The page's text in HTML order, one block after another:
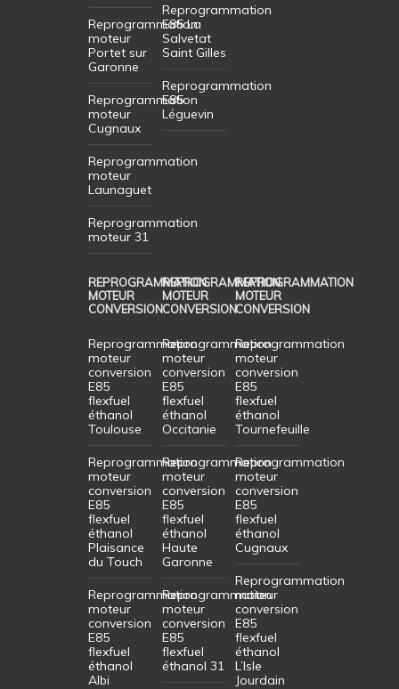
Reprogrammation
moteur
Portet sur
Garonne
Reprogrammation
moteur
Cugnaux
Reprogrammation
moteur
Launaguet
Reprogrammation
moteur 31
Reprogrammation
E85 La
Salvetat
Saint Gilles
Reprogrammation
E85
Léguevin
REPROGRAMMATION
MOTEUR
CONVERSION
Reprogrammation
moteur
conversion
E85
flexfuel
éthanol
Toulouse
Reprogrammation
moteur
conversion
E85
flexfuel
éthanol
Plaisance
du Touch
Reprogrammation
moteur
conversion
E85
flexfuel
éthanol
Albi
REPROGRAMMATION
MOTEUR
CONVERSION
Reprogrammation
moteur
conversion
E85
flexfuel
éthanol
Occitanie
Reprogrammation
moteur
conversion
E85
flexfuel
éthanol
Haute
Garonne
Reprogrammation
moteur
conversion
E85
flexfuel
éthanol 31
REPROGRAMMATION
MOTEUR
CONVERSION
Reprogrammation
moteur
conversion
E85
flexfuel
éthanol
Tournefeuille
Reprogrammation
moteur
conversion
E85
flexfuel
éthanol
Cugnaux
Reprogrammation
moteur
conversion
E85
flexfuel
éthanol
L’Isle
Jourdain